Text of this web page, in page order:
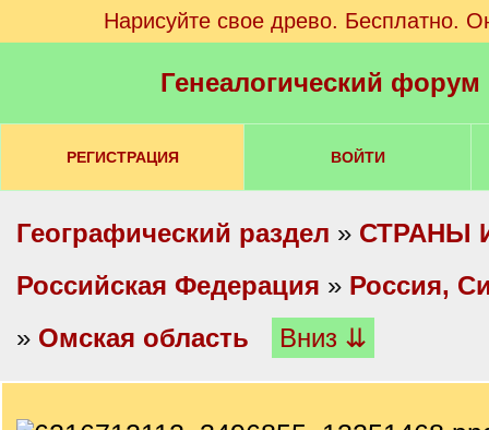
Нарисуйте свое древо. Бесплатно.
Генеалогический
РЕГИСТРАЦИЯ ВОЙТИ
Географический раздел » СТРАНЫ
Российская Федерация » Россия,
» Омская область Вниз ⇊